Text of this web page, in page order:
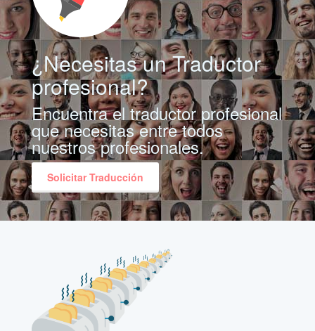
¿Necesitas un Traductor
profesional?
Encuentra el traductor profesional
que necesitas entre todos
nuestros profesionales.
Solicitar Traducción